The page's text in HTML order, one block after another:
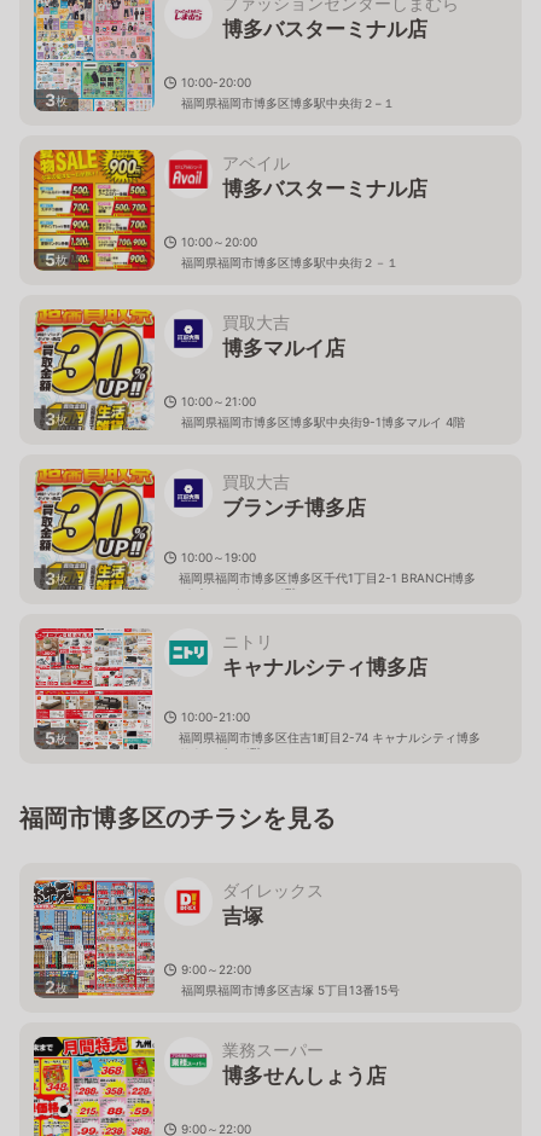
3枚
博多バスターミナル店
10:00-20:00
福岡県福岡市博多区博多駅中央街２−１
5枚
アベイル
博多バスターミナル店
10:00～20:00
福岡県福岡市博多区博多駅中央街２－１
3枚
買取大吉
博多マルイ店
10:00～21:00
福岡県福岡市博多区博多駅中央街9-1博多マルイ 4階
3枚
買取大吉
ブランチ博多店
10:00～19:00
福岡県福岡市博多区博多区千代1丁目2-1 BRANCH博多
パピヨンガーデン 1階
5枚
ニトリ
キャナルシティ博多店
10:00-21:00
福岡県福岡市博多区住吉1町目2-74 キャナルシティ博多
サウスビル 4階
福岡市博多区のチラシを見る
2枚
ダイレックス
吉塚
9:00～22:00
福岡県福岡市博多区吉塚 5丁目13番15号
業務スーパー
博多せんしょう店
9:00～22:00